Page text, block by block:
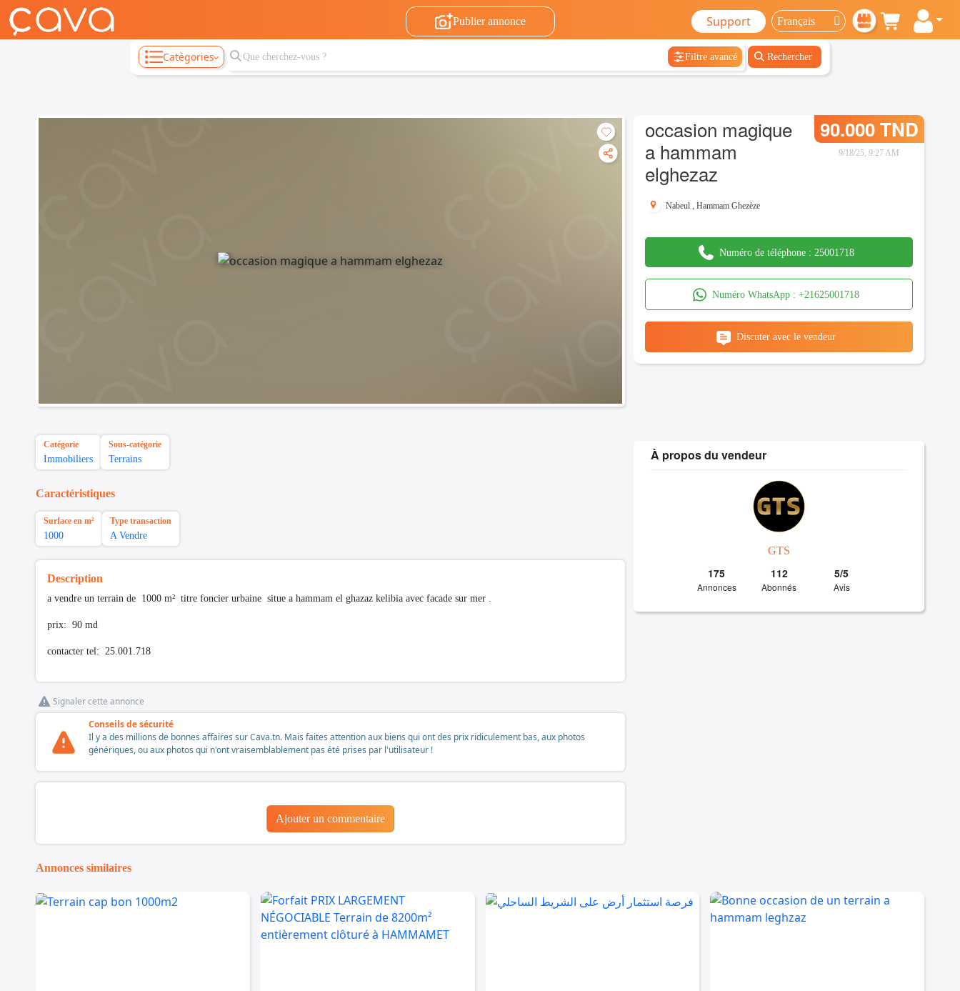
Publier annonce Support
Catégories Filtre avancé Rechercher
occasion magique
a hammam
elghezaz
90.000 TND
9/18/25, 9:27 AM
Nabeul ,Hammam Ghezèze
Numéro de téléphone : 25001718
Numéro WhatsApp : +21625001718
Discuter avec le vendeur
Catégorie
Immobiliers
Sous-catégorie
Terrains
Caractéristiques
Surface en m²
1000
Type transaction
A Vendre
Description
a vendre un terrain de 1000 m² titre foncier urbaine situe a hammam el ghazaz kelibia avec facade sur mer .
prix: 90 md
contacter tel: 25.001.718
Signaler cette annonce
Conseils de sécurité
Il y a des millions de bonnes affaires sur Cava.tn. Mais faites attention aux biens qui ont des prix ridiculement bas, aux photos
génériques, ou aux photos qui n'ont vraisemblablement pas été prises par l'utilisateur !
Ajouter un commentaire
À propos du vendeur
GTS
175
Annonces
112
Abonnés
5/5
Avis
Annonces similaires